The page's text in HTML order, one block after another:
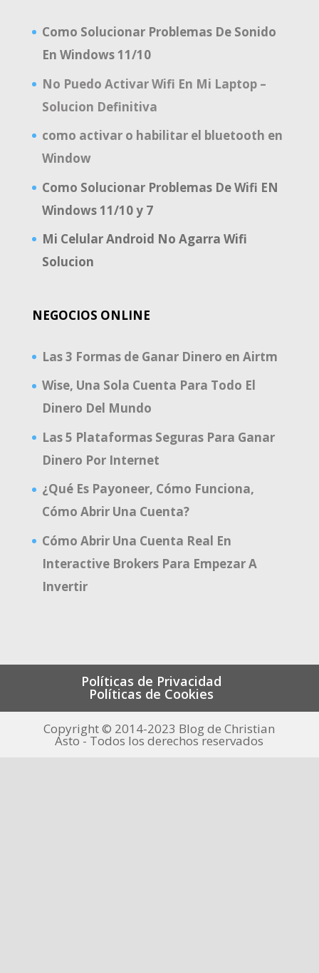
Como Solucionar Problemas De Sonido
En Windows 11/10
No Puedo Activar Wifi En Mi Laptop –
Solucion Definitiva
como activar o habilitar el bluetooth en
Window
Como Solucionar Problemas De Wifi EN
Windows 11/10 y 7
Mi Celular Android No Agarra Wifi
Solucion
NEGOCIOS ONLINE
Las 3 Formas de Ganar Dinero en Airtm
Wise, Una Sola Cuenta Para Todo El
Dinero Del Mundo
Las 5 Plataformas Seguras Para Ganar
Dinero Por Internet
¿Qué Es Payoneer, Cómo Funciona,
Cómo Abrir Una Cuenta?
Cómo Abrir Una Cuenta Real En
Interactive Brokers Para Empezar A
Invertir
Políticas de Privacidad
Políticas de Cookies
Copyright © 2014-2023 Blog de Christian
Asto - Todos los derechos reservados